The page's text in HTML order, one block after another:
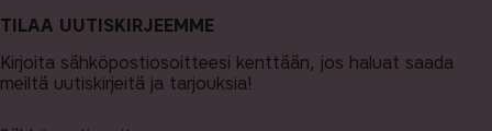
TILAA UUTISKIRJEEMME
Kirjoita sähköpostiosoitteesi kenttään, jos haluat saada
meiltä uutiskirjeitä ja tarjouksia!